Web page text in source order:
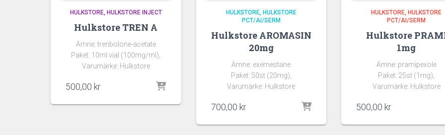
HULKSTORE HULKSTORE INJECT
Hulkstore TREN A
Ämne: trenbolone-acetate
Paket: 10ml vial (100mg/ml),
Varumärke: Hulkstore
500,00 kr
HULKSTORE HULKSTORE
PCT/AI/SERM
Hulkstore AROMASIN
20mg
Ämne: exemestane
Paket: 50st (20mg),
Varumärke: Hulkstore
700,00 kr
HULKSTORE HULKSTORE
PCT/AI/SERM
Hulkstore
1mg
Ämne: pramipexole
Paket: 25st (1mg),
Varumärke: Hulkstore
500,00 kr